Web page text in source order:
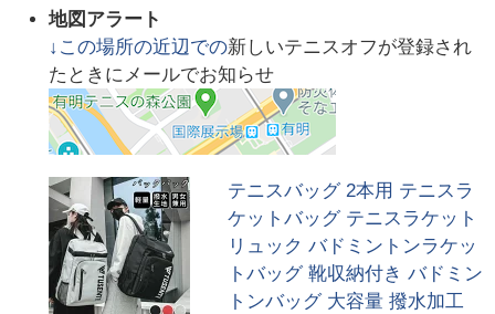
地図アラート
↓この場所の近辺での新しいテニスオフが登録され
たときにメールでお知らせ
テニスバッグ 2本用 テニスラ
ケットバッグ テニスラケット
リュック バドミントンラケッ
トバッグ 靴収納付き バドミン
トンバッグ 大容量 撥水加工